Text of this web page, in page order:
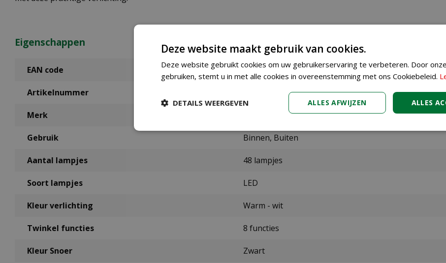
Eigenschappen
EAN code 8717427545756
Artikelnummer
Merk Lumineo - Durawise
Gebruik Binnen, Buiten
Aantal lampjes 48 lampjes
Soort lampjes LED
Kleur verlichting Warm - wit
Twinkel functies 8 functies
Kleur Snoer Zwart
Deze website maakt gebruik van cookies.
Deze website gebruikt cookies om uw gebruikerservaring te verbeteren. Door
gebruiken, stemt u in met alle cookies in overeenstemming met ons Cookiebeleid.
ALLES
ALLES AFWIJZEN
DETAILS WEERGEVEN